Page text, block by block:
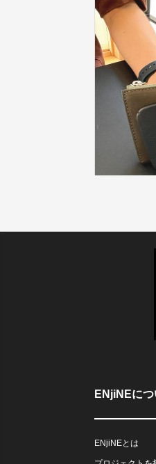
ENjiNEにつ
ENjiNEとは